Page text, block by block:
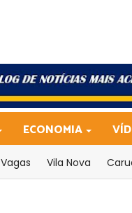
ECONOMIA
Vagas Vila Nova